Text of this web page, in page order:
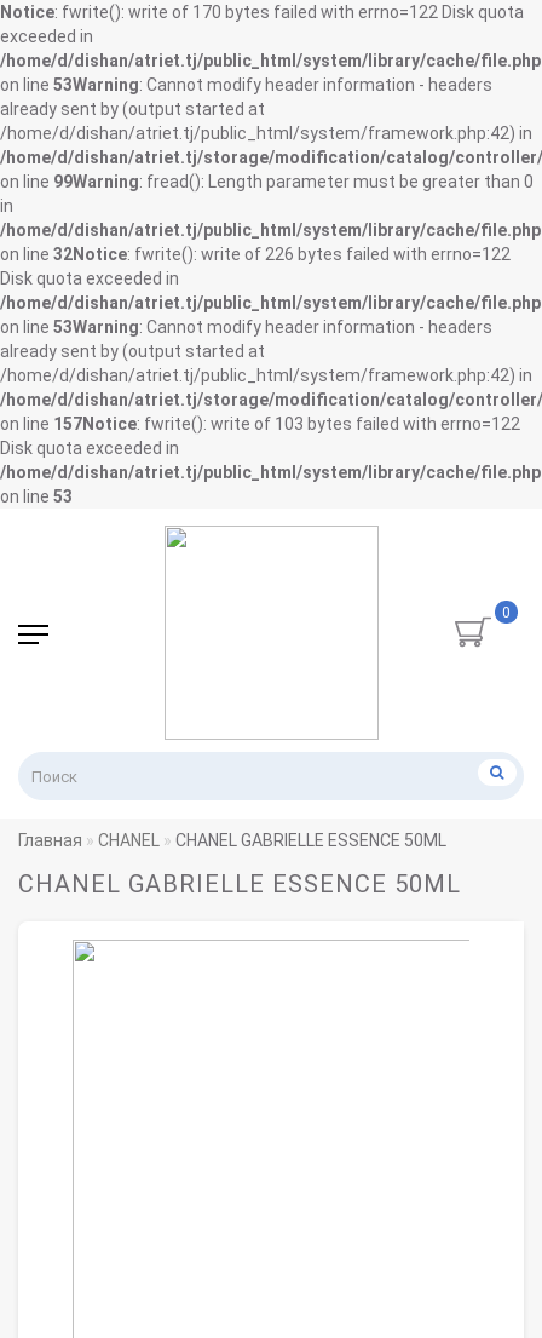
Notice: fwrite(): write of 170 bytes failed with errno=122 Disk quota
exceeded in
/home/d/dishan/atriet.tj/public_html/system/library/cache/file.php
on line 53Warning: Cannot modify header information - headers
already sent by (output started at
/home/d/dishan/atriet.tj/public_html/system/framework.php:42) in
/home/d/dishan/atriet.tj/storage/modification/catalog/
on line 99Warning: fread(): Length parameter must be greater than 0
in
/home/d/dishan/atriet.tj/public_html/system/library/cache/file.php
on line 32Notice: fwrite(): write of 226 bytes failed with errno=122
Disk quota exceeded in
/home/d/dishan/atriet.tj/public_html/system/library/cache/file.php
on line 53Warning: Cannot modify header information - headers
already sent by (output started at
/home/d/dishan/atriet.tj/public_html/system/framework.php:42) in
/home/d/dishan/atriet.tj/storage/modification/catalog/
on line 157Notice: fwrite(): write of 103 bytes failed with errno=122
Disk quota exceeded in
/home/d/dishan/atriet.tj/public_html/system/library/cache/file.php
on line 53
0
Главная CHANEL CHANEL GABRIELLE ESSENCE 50ML
CHANEL GABRIELLE ESSENCE 50ML